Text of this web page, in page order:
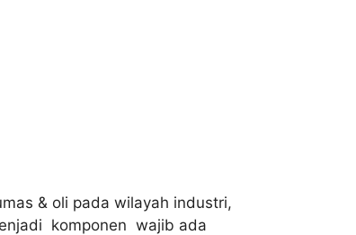
& oli pada wilayah industri,
komponen wajib ada